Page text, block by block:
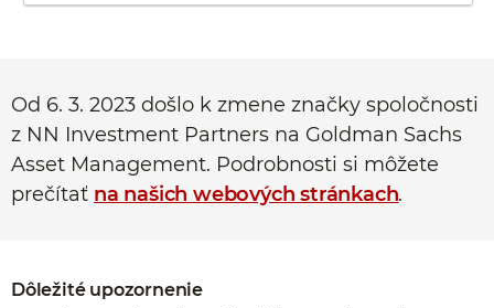
Od 6. 3. 2023 došlo k zmene značky spoločnosti
z NN Investment Partners na Goldman Sachs
Asset Management. Podrobnosti si môžete
prečítať na našich webových stránkach.
Dôležité upozornenie